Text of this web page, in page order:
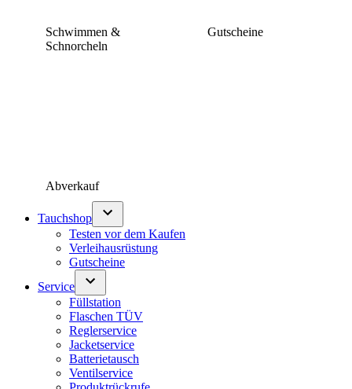
Schwimmen &
Schnorcheln
Gutscheine
Abverkauf
Tauchshop
Testen vor dem Kaufen
Verleihausrüstung
Gutscheine
Service
Füllstation
Flaschen TÜV
Reglerservice
Jacketservice
Batterietausch
Ventilservice